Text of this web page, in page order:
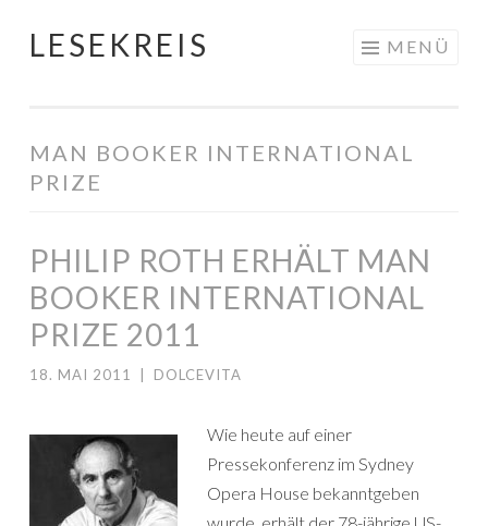
Springe
LESEKREIS MENÜ
MAN BOOKER INTERNATIONAL
PRIZE
PHILIP ROTH ERHÄLT MAN
BOOKER INTERNATIONAL
PRIZE 2011
18. MAI 2011 DOLCEVITA
Wie heute auf einer
Pressekonferenz im Sydney
Opera House bekanntgeben